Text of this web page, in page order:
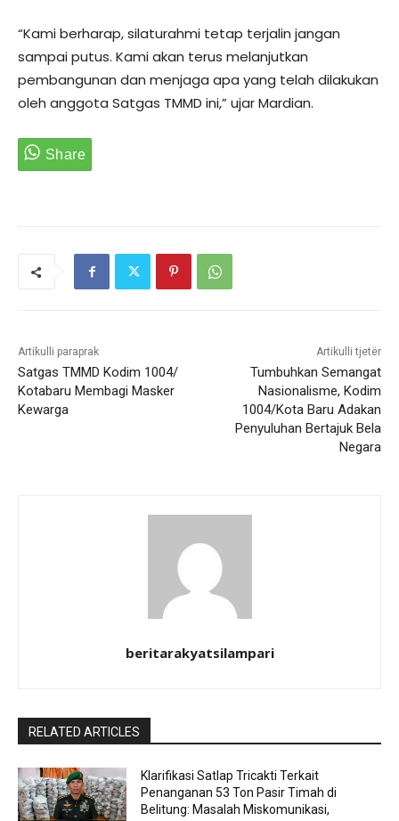
“Kami berharap, silaturahmi tetap terjalin jangan
sampai putus. Kami akan terus melanjutkan
pembangunan dan menjaga apa yang telah dilakukan
oleh anggota Satgas TMMD ini,” ujar Mardian.
Artikulli paraprak
Satgas TMMD Kodim 1004/
Kotabaru Membagi Masker
Kewarga
Artikulli tjetër
Tumbuhkan Semangat
Nasionalisme, Kodim
1004/Kota Baru Adakan
Penyuluhan Bertajuk Bela
Negara
beritarakyatsilampari
RELATED ARTICLES
Klarifikasi Satlap Tricakti Terkait
Penanganan 53 Ton Pasir Timah di
Belitung: Masalah Miskomunikasi,